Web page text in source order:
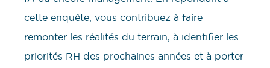
cette enquête, vous contribuez à faire
remonter les réalités du terrain, à identifier les
priorités RH des prochaines années et à porter